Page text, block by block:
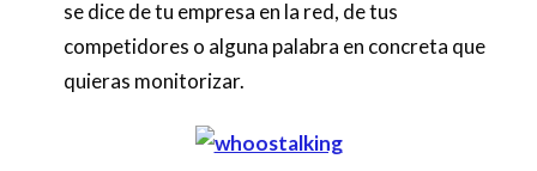
se dice de tu empresa en la red, de tus
competidores o alguna palabra en concreta que
quieras monitorizar.